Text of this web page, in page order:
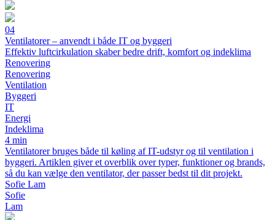
04
Ventilatorer – anvendt i både IT og byggeri
Effektiv luftcirkulation skaber bedre drift, komfort og indeklima
Renovering
Renovering
Ventilation
Byggeri
IT
Energi
Indeklima
4 min
Ventilatorer bruges både til køling af IT-udstyr og til ventilation i
byggeri. Artiklen giver et overblik over typer, funktioner og brands,
så du kan vælge den ventilator, der passer bedst til dit projekt.
Sofie Lam
Sofie
Lam